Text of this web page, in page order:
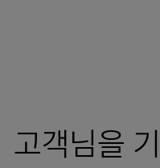
고객님을